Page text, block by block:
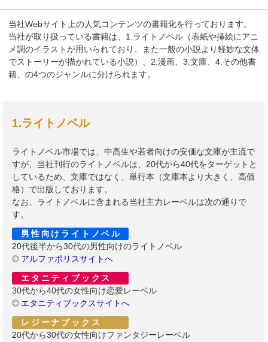
当社Webサイト上の人気コンテンツの書籍化を行っております。
当社が取り扱っている書籍は、1.ライトノベル（表紙や挿絵にアニ
メ調のイラストが用いられており、また一般の小説より軽妙な文体
でストーリーが描かれている小説）、2.漫画、3.文庫、4.その他書
籍、の4つのジャンルに分けられます。
1.ライトノベル
ライトノベル市場では、中高生や若者向けの安価な文庫が主流で
すが、当社刊行のライトノベルは、20代から40代をターゲットと
しているため、文庫ではなく、単行本（文庫本より大きく、高価
格）で出版しております。
なお、ライトノベルに含まれる当社主力レーベルは次の通りで
す。
男性向けライトノベル
20代後半から30代の男性向けのライトノベル
アルファポリスサイトへ
エタニティブックス
30代から40代の女性向け恋愛レーベル
エタニティブックスサイトへ
レジーナブックス
20代から30代の女性向けファンタジーレーベル